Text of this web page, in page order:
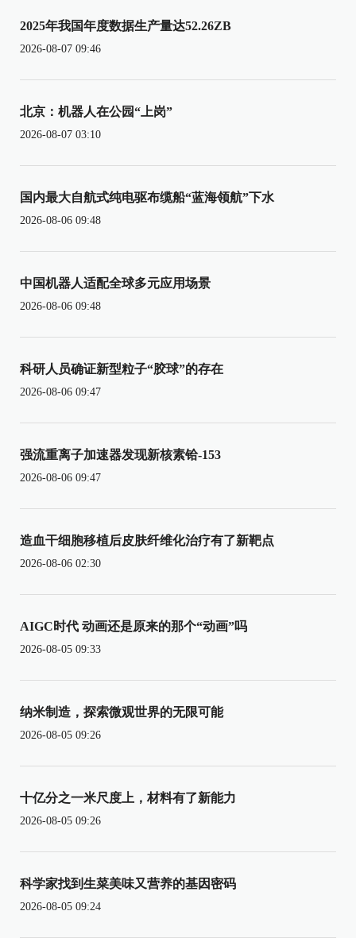
2025年我国年度数据生产量达52.26ZB
2026-08-07 09:46
北京：机器人在公园“上岗”
2026-08-07 03:10
国内最大自航式纯电驱布缆船“蓝海领航”下水
2026-08-06 09:48
中国机器人适配全球多元应用场景
2026-08-06 09:48
科研人员确证新型粒子“胶球”的存在
2026-08-06 09:47
强流重离子加速器发现新核素铪-153
2026-08-06 09:47
造血干细胞移植后皮肤纤维化治疗有了新靶点
2026-08-06 02:30
AIGC时代 动画还是原来的那个“动画”吗
2026-08-05 09:33
纳米制造，探索微观世界的无限可能
2026-08-05 09:26
十亿分之一米尺度上，材料有了新能力
2026-08-05 09:26
科学家找到生菜美味又营养的基因密码
2026-08-05 09:24